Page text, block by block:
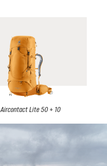
Aircontact Lite 50 + 10